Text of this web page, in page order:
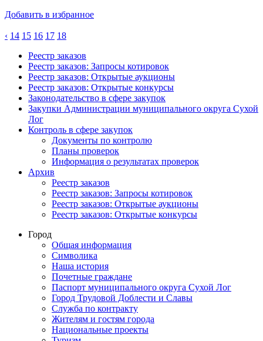
Добавить в избранное
‹ 14 15 16 17 18
Реестр заказов
Реестр заказов: Запросы котировок
Реестр заказов: Открытые аукционы
Реестр заказов: Открытые конкурсы
Законодательство в сфере закупок
Закупки Администрации муниципального округа Сухой
Лог
Контроль в сфере закупок
Документы по контролю
Планы проверок
Информация о результатах проверок
Архив
Реестр заказов
Реестр заказов: Запросы котировок
Реестр заказов: Открытые аукционы
Реестр заказов: Открытые конкурсы
Город
Общая информация
Символика
Наша история
Почетные граждане
Паспорт муниципального округа Сухой Лог
Город Трудовой Доблести и Славы
Служба по контракту
Жителям и гостям города
Национальные проекты